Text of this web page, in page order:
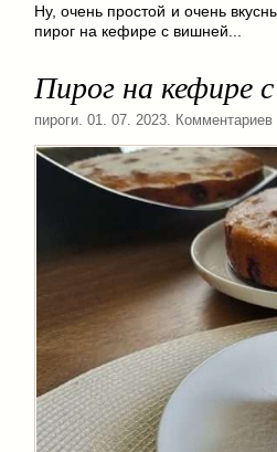
Ну, очень простой и очень
пирог на кефире с вишней...
Пирог на кефире
пироги . 01. 07. 2023. Комментариев